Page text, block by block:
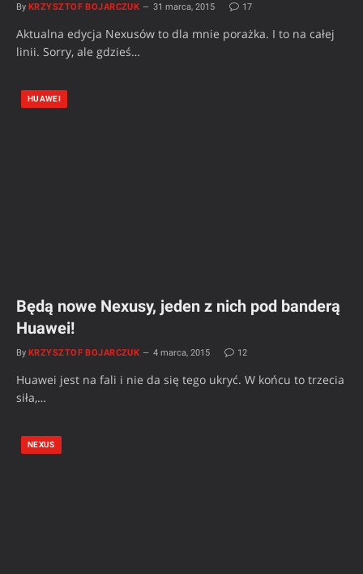
By KRZYSZTOF BOJARCZUK 31 marca, 2015 17
Aktualna edycja Nexusów to dla mnie porażka. I to na całej
linii. Sorry, ale gdzieś…
HUAWEI
Będą nowe Nexusy, jeden z nich pod banderą
Huawei!
By KRZYSZTOF BOJARCZUK 4 marca, 2015 12
Huawei jest na fali i nie da się tego ukryć. W końcu to trzecia
siła,…
NEXUS